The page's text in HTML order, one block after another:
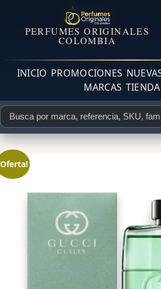
PERFUMES ORIGINALES
COLOMBIA
INICIO PROMOCIONES
MARCAS TIENDA